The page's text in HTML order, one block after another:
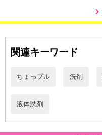
関連キーワード
ちょっプル 洗剤
液体洗剤